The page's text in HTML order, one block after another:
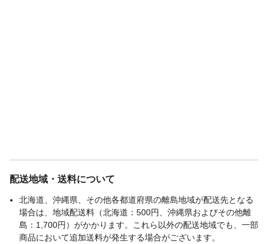
配送地域・送料について
北海道、沖縄県、その他各都道府県の離島地域が配送先となる
場合は、地域配送料（北海道：500円、沖縄県およびその他離
島：1,700円）がかかります。これら以外の配送地域でも、一部
商品において追加送料が発生する場合がございます。